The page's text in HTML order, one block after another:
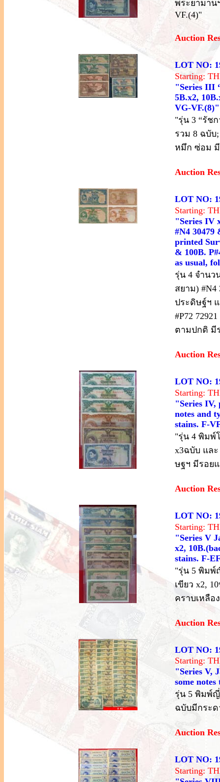
พระยามาน
VF.(4)"
Auction
LOT NO:
Starting:
"Series III
5B.x2,
VG-VF.(8)"
"รุ่น 3 “รัช
รวม 8 ฉบับ
หมึก ซ่อม มี
Auction
LOT NO:
Starting:
"Series IV
#N4 30479
printed
& 100B.
as usual,
รุ่น 4 จำนว
สยาม) #N4
ประดิษฐ์ฯ
#P72
ตามปกติ มี
Auction
LOT NO:
Starting:
"Series IV,
notes and
stains. F-
"รุ่น 4 พิมพ์
x3ฉบับ แล
ษฐฯ มีรอย
Auction
LOT NO:
Starting:
"Series V
x2,
stains. F-
"รุ่น 5 พิมพ์
เขียว x2,
คราบเหลือ
Auction
LOT NO:
Starting:
"Series V,
some
รุ่น 5 พิมพ์ญี่
ฉบับมีกระด
Auction
LOT NO:
Starting: